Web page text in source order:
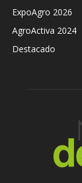
ExpoAgro 2026
AgroActiva 2024
Destacado